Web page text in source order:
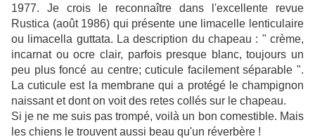
1977. Je crois le reconnaître dans l'excellente revue
Rustica (août 1986) qui présente une limacelle lenticulaire
ou limacella guttata. La description du chapeau : " crème,
incarnat ou ocre clair, parfois presque blanc, toujours un
peu plus foncé au centre; cuticule facilement séparable ".
La cuticule est la membrane qui a protégé le champignon
naissant et dont on voit des retes collés sur le chapeau.
Si je ne me suis pas trompé, voilà un bon comestible. Mais
les chiens le trouvent aussi beau qu'un réverbère !